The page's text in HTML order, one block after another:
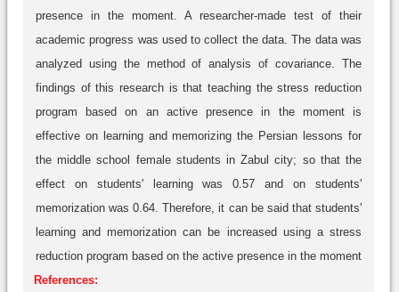
presence in the moment. A researcher-made test of their
academic progress was used to collect the data. The data was
analyzed using the method of analysis of covariance. The
findings of this research is that teaching the stress reduction
program based on an active presence in the moment is
effective on learning and memorizing the Persian lessons for
the middle school female students in Zabul city; so that the
effect on students' learning was 0.57 and on students'
memorization was 0.64. Therefore, it can be said that students'
learning and memorization can be increased using a stress
reduction program based on the active presence in the moment
References: